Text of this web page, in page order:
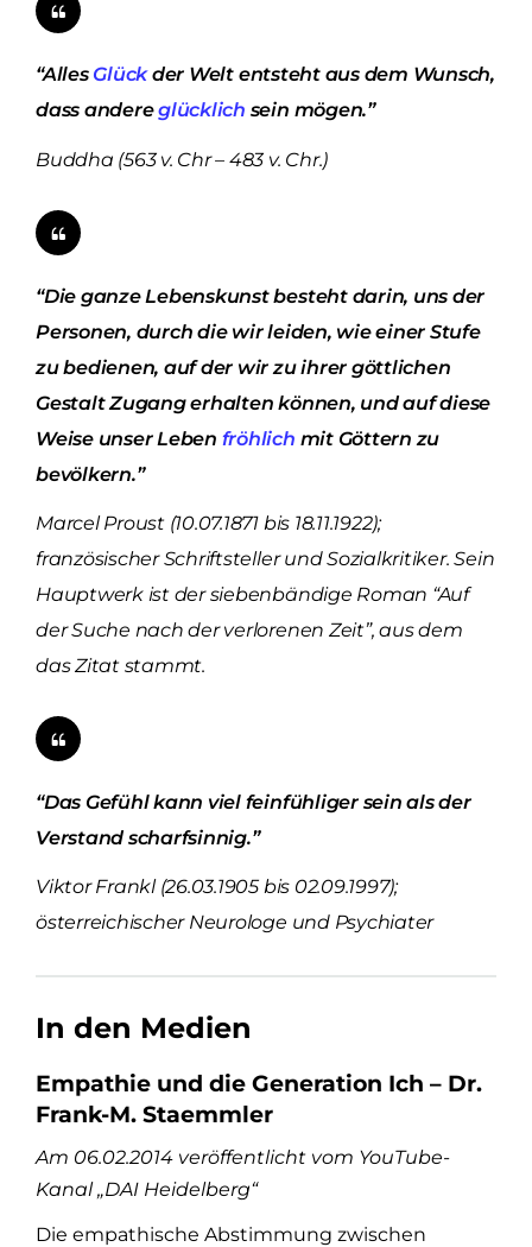
“Alles Glückder Welt entsteht aus dem Wunsch,
dass andereglücklich sein mögen.”
Buddha (563 v. Chr – 483 v. Chr.)
“Die ganze Lebenskunst besteht darin, uns der
Personen, durch die wir leiden, wie einer Stufe
zu bedienen, auf der wir zu ihrer göttlichen
Gestalt Zugang erhalten können, und auf diese
Weise unser Leben fröhlich mit Göttern zu
bevölkern.”
Marcel Proust (10.07.1871 bis 18.11.1922);
französischer Schriftsteller und Sozialkritiker. Sein
Hauptwerk ist der siebenbändige Roman “Auf
der Suche nach der verlorenen Zeit”, aus dem
das Zitat stammt.
“Das Gefühl kann viel feinfühliger sein als der
Verstand scharfsinnig.”
Viktor Frankl (26.03.1905 bis 02.09.1997);
österreichischer Neurologe und Psychiater
In den Medien
Empathie und die Generation Ich – Dr.
Frank-M. Staemmler
Am 06.02.2014 veröffentlicht vom YouTube-
Kanal „DAI Heidelberg“
Die empathische Abstimmung zwischen